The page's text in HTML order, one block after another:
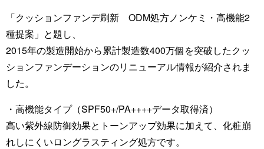
「クッションファンデ刷新 ODM処方ノンケミ・高機能2
種提案」と題し、
2015年の製造開始から累計製造数400万個を突破したクッ
ションファンデーションのリニューアル情報が紹介されま
した。
・高機能タイプ（SPF50+/PA++++データ取得済）
高い紫外線防御効果とトーンアップ効果に加えて、化粧崩
れしにくいロングラスティング処方です。